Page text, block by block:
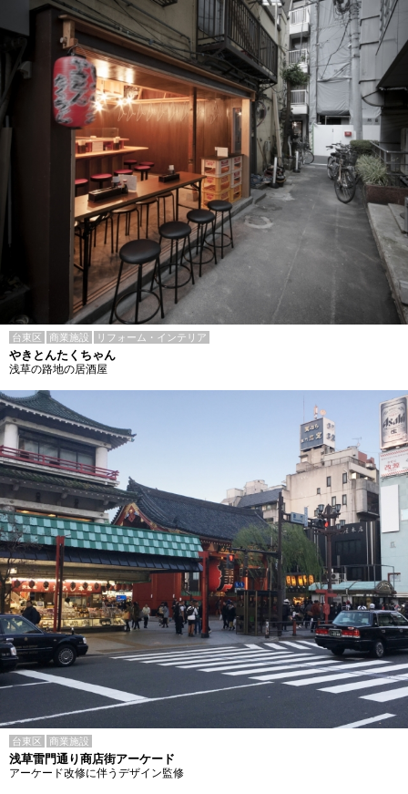
台東区 商業施設 リフォーム・インテリア
やきとんたくちゃん
浅草の路地の居酒屋
台東区 商業施設
浅草雷門通り商店街アーケード
アーケード改修に伴うデザイン監修